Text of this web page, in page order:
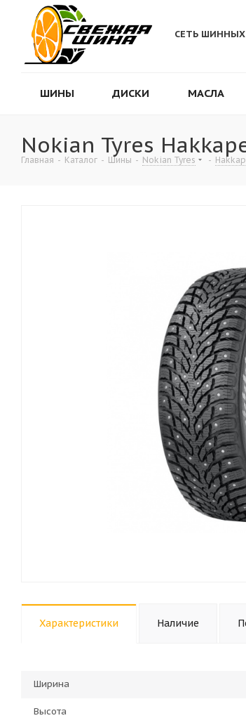
СЕТЬ
ШИНЫ ДИСКИ МАСЛА
Nokian Tyres
Главная - Каталог - Шины - Nokian Tyres -
Характеристики Наличие
Ширина
Высота